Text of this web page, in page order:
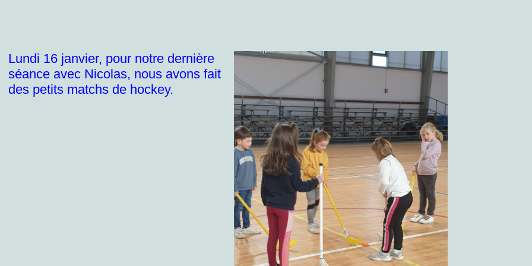
Lundi 16 janvier, pour notre dernière
séance avec Nicolas, nous avons fait
des petits matchs de hockey.